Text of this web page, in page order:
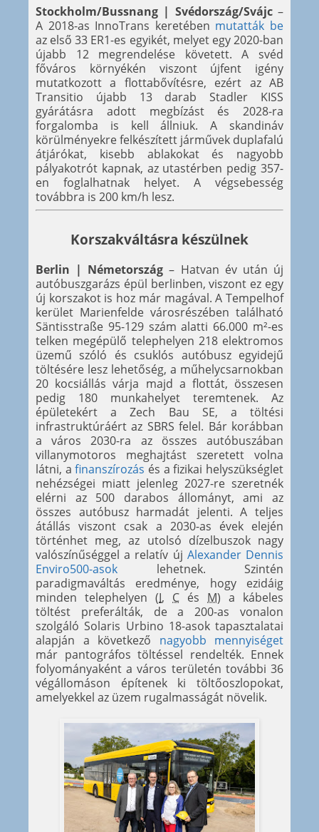
Stockholm/Bussnang | Svédország/Svájc–
A 2018-as InnoTrans keretében mutatták be
az első 33 ER1-es egyikét, melyet egy 2020-ban
újabb 12 megrendelése követett. A svéd
főváros környékén viszont újfent igény
mutatkozott a flottabővítésre, ezért az AB
Transitio újabb 13 darab Stadler KISS
gyárátásra adott megbízást és 2028-ra
forgalomba is kell állniuk. A skandináv
körülményekre felkészített járművek duplafalú
átjárókat, kisebb ablakokat és nagyobb
pályakotrót kapnak, az utastérben pedig 357-
en foglalhatnak helyet. A végsebesség
továbbra is 200 km/h lesz.
Korszakváltásra készülnek
Berlin | Németország – Hatvan év után új
autóbuszgarázs épül berlinben, viszont ez egy
új korszakot is hoz már magával. A Tempelhof
kerület Marienfelde városrészében található
Säntisstraße 95-129 szám alatti 66.000 m²-es
telken megépülő telephelyen 218 elektromos
üzemű szóló és csuklós autóbusz egyidejű
töltésére lesz lehetőség, a műhelycsarnokban
20 kocsiállás várja majd a flottát, összesen
pedig 180 munkahelyet teremtenek. Az
épületekért a Zech Bau SE, a töltési
infrastruktúráért az SBRS felel. Bár korábban
a város 2030-ra az összes autóbuszában
villanymotoros meghajtást szeretett volna
látni, afinanszírozás és a fizikai helyszükséglet
nehézségei miatt jelenleg 2027-re szeretnék
elérni az 500 darabos állományt, ami az
összes autóbusz harmadát jelenti. A teljes
átállás viszont csak a 2030-as évek elején
történhet meg, az utolsó dízelbuszok nagy
valószínűséggel a relatív új Alexander Dennis
Enviro500-asok lehetnek. Szintén
paradigmaváltás eredménye, hogy ezidáig
minden telephelyen (I, C és M) a kábeles
töltést preferálták, de a 200-as vonalon
szolgáló Solaris Urbino 18-asok tapasztalatai
alapján a következő nagyobb mennyiséget
már pantográfos töltéssel rendelték. Ennek
folyományaként a város területén további 36
végállomáson építenek ki töltőoszlopokat,
amelyekkel az üzem rugalmasságát növelik.